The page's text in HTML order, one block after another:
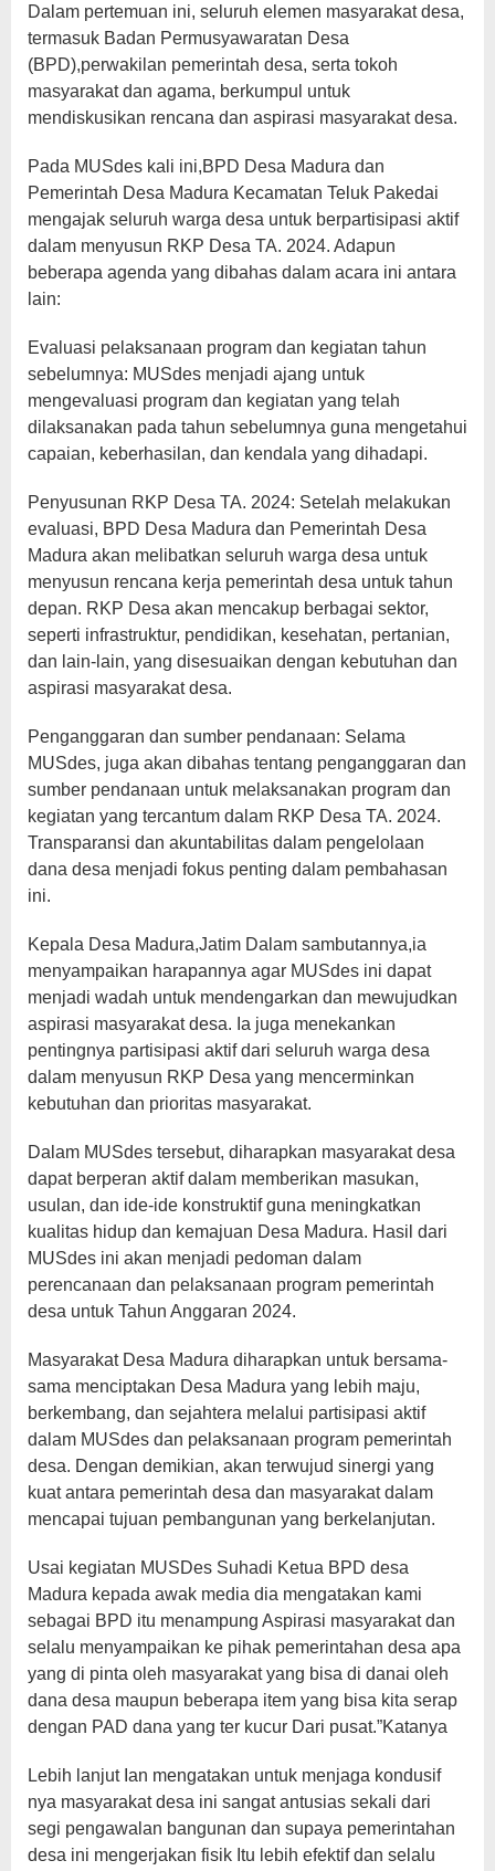
Dalam pertemuan ini, seluruh elemen masyarakat desa,
termasuk Badan Permusyawaratan Desa
(BPD),perwakilan pemerintah desa, serta tokoh
masyarakat dan agama, berkumpul untuk
mendiskusikan rencana dan aspirasi masyarakat desa.
Pada MUSdes kali ini,BPD Desa Madura dan
Pemerintah Desa Madura Kecamatan Teluk Pakedai
mengajak seluruh warga desa untuk berpartisipasi aktif
dalam menyusun RKP Desa TA. 2024. Adapun
beberapa agenda yang dibahas dalam acara ini antara
lain:
Evaluasi pelaksanaan program dan kegiatan tahun
sebelumnya: MUSdes menjadi ajang untuk
mengevaluasi program dan kegiatan yang telah
dilaksanakan pada tahun sebelumnya guna mengetahui
capaian, keberhasilan, dan kendala yang dihadapi.
Penyusunan RKP Desa TA. 2024: Setelah melakukan
evaluasi, BPD Desa Madura dan Pemerintah Desa
Madura akan melibatkan seluruh warga desa untuk
menyusun rencana kerja pemerintah desa untuk tahun
depan. RKP Desa akan mencakup berbagai sektor,
seperti infrastruktur, pendidikan, kesehatan, pertanian,
dan lain-lain, yang disesuaikan dengan kebutuhan dan
aspirasi masyarakat desa.
Penganggaran dan sumber pendanaan: Selama
MUSdes, juga akan dibahas tentang penganggaran dan
sumber pendanaan untuk melaksanakan program dan
kegiatan yang tercantum dalam RKP Desa TA. 2024.
Transparansi dan akuntabilitas dalam pengelolaan
dana desa menjadi fokus penting dalam pembahasan
ini.
Kepala Desa Madura,Jatim Dalam sambutannya,ia
menyampaikan harapannya agar MUSdes ini dapat
menjadi wadah untuk mendengarkan dan mewujudkan
aspirasi masyarakat desa. Ia juga menekankan
pentingnya partisipasi aktif dari seluruh warga desa
dalam menyusun RKP Desa yang mencerminkan
kebutuhan dan prioritas masyarakat.
Dalam MUSdes tersebut, diharapkan masyarakat desa
dapat berperan aktif dalam memberikan masukan,
usulan, dan ide-ide konstruktif guna meningkatkan
kualitas hidup dan kemajuan Desa Madura. Hasil dari
MUSdes ini akan menjadi pedoman dalam
perencanaan dan pelaksanaan program pemerintah
desa untuk Tahun Anggaran 2024.
Masyarakat Desa Madura diharapkan untuk bersama-
sama menciptakan Desa Madura yang lebih maju,
berkembang, dan sejahtera melalui partisipasi aktif
dalam MUSdes dan pelaksanaan program pemerintah
desa. Dengan demikian, akan terwujud sinergi yang
kuat antara pemerintah desa dan masyarakat dalam
mencapai tujuan pembangunan yang berkelanjutan.
Usai kegiatan MUSDes Suhadi Ketua BPD desa
Madura kepada awak media dia mengatakan kami
sebagai BPD itu menampung Aspirasi masyarakat dan
selalu menyampaikan ke pihak pemerintahan desa apa
yang di pinta oleh masyarakat yang bisa di danai oleh
dana desa maupun beberapa item yang bisa kita serap
dengan PAD dana yang ter kucur Dari pusat.”Katanya
Lebih lanjut Ian mengatakan untuk menjaga kondusif
nya masyarakat desa ini sangat antusias sekali dari
segi pengawalan bangunan dan supaya pemerintahan
desa ini mengerjakan fisik Itu lebih efektif dan selalu